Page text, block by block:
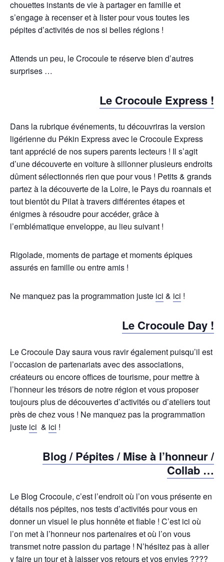
chouettes instants de vie à partager en famille et
s’engage à recenser et à lister pour vous toutes les
pépites d’activités de nos si belles régions !
Attends un peu, le Crocoule te réserve bien d’autres
surprises …
Le Crocoule Express !
Dans la rubrique événements, tu découvriras la version
ligérienne du Pékin Express avec le Crocoule Express
tant apprécié de nos supers parents lecteurs ! Il s’agit
d’une découverte en voiture à sillonner plusieurs endroits
dûment sélectionnés rien que pour vous ! Petits & grands
partez à la découverte de la Loire, le Pays du roannais et
tout bientôt du Pilat à travers différentes étapes et
énigmes à résoudre pour accéder, grâce à
l’emblématique enveloppe, au lieu suivant !
Rigolade, moments de partage et moments épiques
assurés en famille ou entre amis !
Ne manquez pas la programmation juste ici & ici !
Le Crocoule Day !
Le Crocoule Day saura vous ravir également puisqu’il est
l’occasion de partenariats avec des associations,
créateurs ou encore offices de tourisme, pour mettre à
l’honneur les trésors de notre région et vous proposer
toujours plus de découvertes d’activités ou d’ateliers tout
près de chez vous ! Ne manquez pas la programmation
juste ici & ici !
Blog / Pépites / Mise à l’honneur /
Collab …
Le Blog Crocoule, c’est l’endroit où l’on vous présente en
détails nos pépites, nos tests d’activités pour vous en
donner un visuel le plus honnête et fiable ! C’est ici où
l’on met à l’honneur nos partenaires et où l’on vous
transmet notre passion du partage ! N’hésitez pas à aller
y faire un tour et à laisser vos retours et vos envies ????